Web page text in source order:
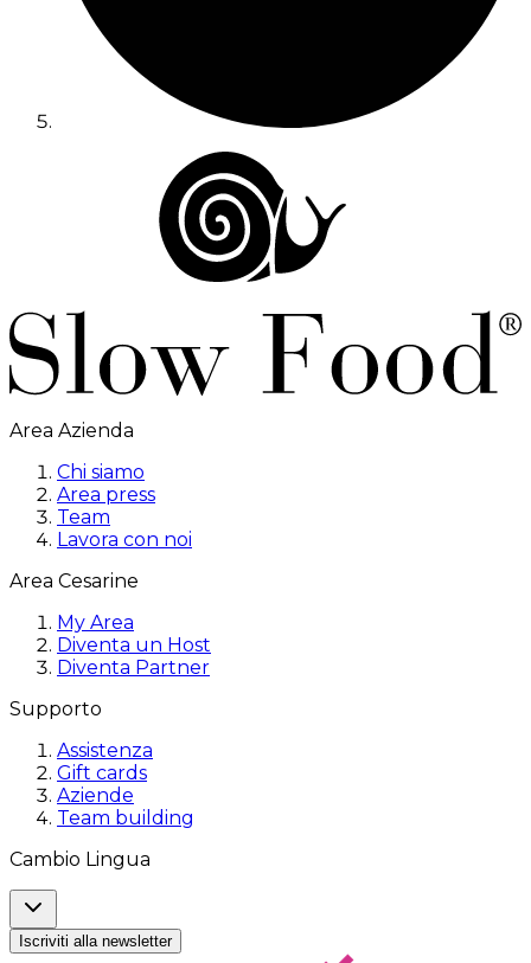
Area Azienda
Chi siamo
Area press
Team
Lavora con noi
Area Cesarine
My Area
Diventa un Host
Diventa Partner
Supporto
Assistenza
Gift cards
Aziende
Team building
Cambio Lingua
Iscriviti alla newsletter